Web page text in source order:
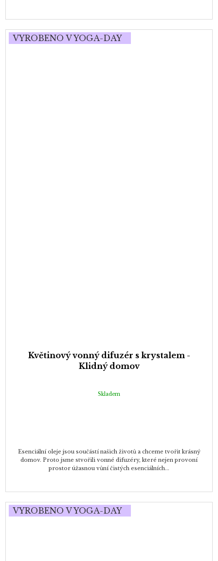
VYROBENO V YOGA-DAY
Květinový vonný difuzér s krystalem -
Klidný domov
Skladem
Esenciální oleje jsou součástí našich životů a chceme tvořit krásný
domov. Proto jsme stvořili vonné difuzéry, které nejen provoní
prostor úžasnou vůní čistých esenciálních...
VYROBENO V YOGA-DAY